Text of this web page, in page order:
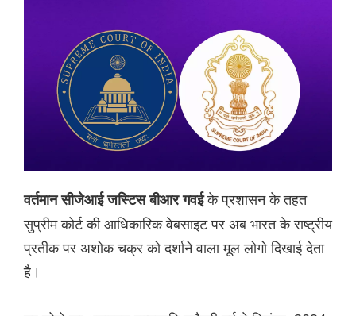
वर्तमान सीजेआई जस्टिस बीआर गवईके प्रशासन के तहत
सुप्रीम कोर्ट की आधिकारिक वेबसाइट पर अब भारत के राष्ट्रीय
प्रतीक पर अशोक चक्र को दर्शाने वाला मूल लोगो दिखाई देता
है।